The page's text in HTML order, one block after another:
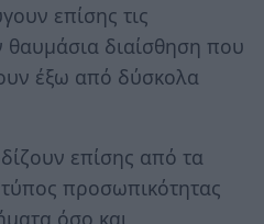
επίσης τις
θαυμάσια διαίσθηση που
έξω από δύσκολα
επίσης από τα
προσωπικότητας